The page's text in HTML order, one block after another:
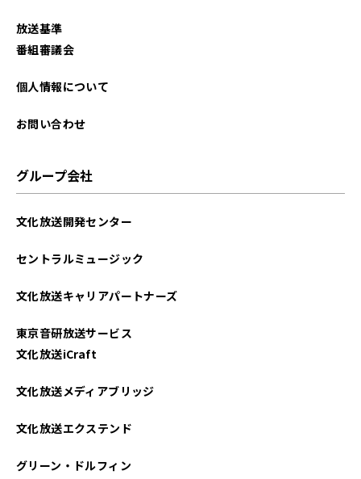
2025年08月
2025年05月
2024年12月
2024年11月
2024年10月
放送基準
番組審議会
個人情報について
お問い合わせ
グループ会社
文化放送開発センター
セントラルミュージック
文化放送キャリアパートナーズ
東京音研放送サービス
文化放送iCraft
文化放送メディアブリッジ
文化放送エクステンド
グリーン・ドルフィン